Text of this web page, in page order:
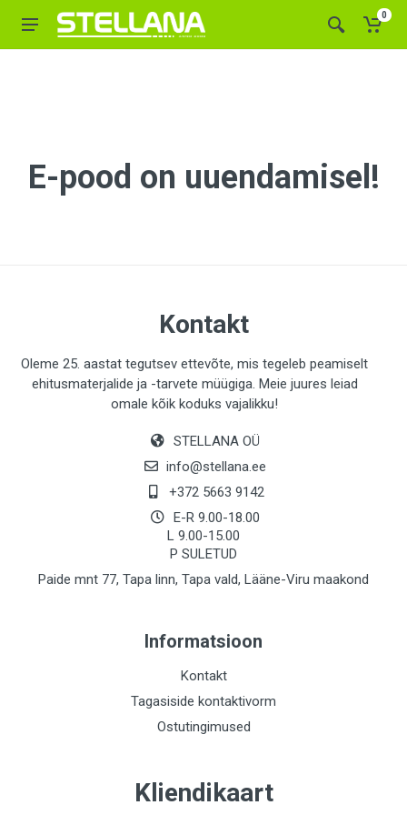
0
E-pood on uuendamisel!
Kontakt
Oleme 25. aastat tegutsev ettevõte, mis tegeleb peamiselt
ehitusmaterjalide ja -tarvete müügiga. Meie juures leiad
omale kõik koduks vajalikku!
STELLANA OÜ
info@stellana.ee
+372 5663 9142
E-R 9.00-18.00
L 9.00-15.00
P SULETUD
Paide mnt 77, Tapa linn, Tapa vald, Lääne-Viru maakond
Informatsioon
Kontakt
Tagasiside kontaktivorm
Ostutingimused
Kliendikaart